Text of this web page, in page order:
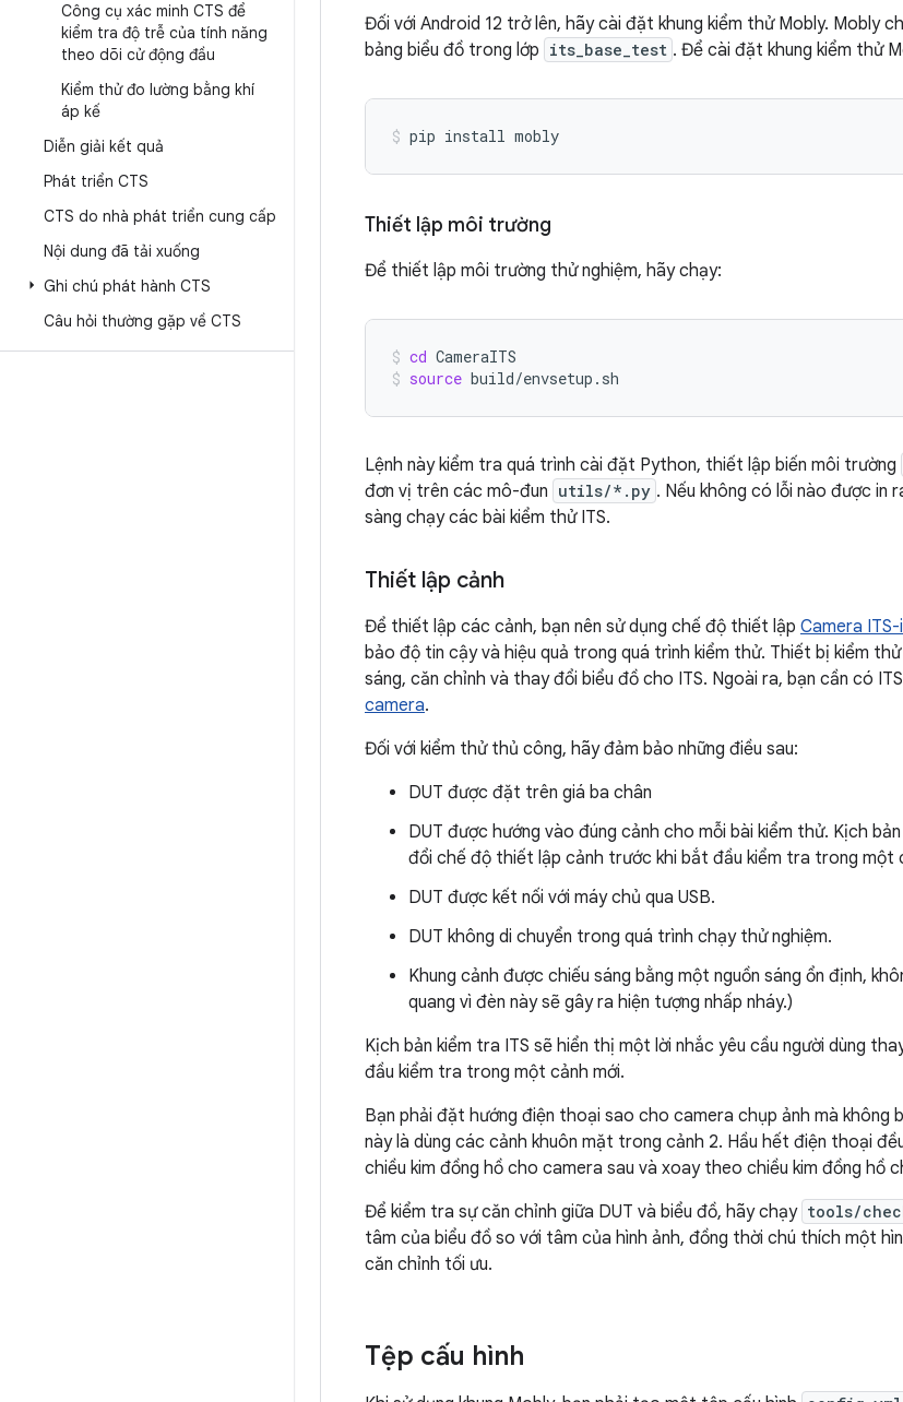
Công cụ xác minh CTS để
kiểm tra độ trễ của tính năng
theo dõi cử động đầu
Kiểm thử đo lường bằng khí
áp kế
Diễn giải kết quả
Phát triển CTS
CTS do nhà phát triển cung cấp
Nội dung đã tải xuống
Ghi chú phát hành CTS
Câu hỏi thường gặp về CTS
Đối với Android 12 trở lên, hãy cài đặt khung kiểm thử Mobly. Mobly
bảng biểu đồ trong lớp its_base_test . Để cài đặt khung kiểm thử
pip install mobly
Thiết lập môi trường
Để thiết lập môi trường thử nghiệm, hãy chạy:
cd CameraITS
source build/envsetup.sh
Lệnh này kiểm tra quá trình cài đặt Python, thiết lập biến môi trường
đơn vị trên các mô-đun utils/*.py . Nếu không có lỗi nào được in
sàng chạy các bài kiểm thử ITS.
Thiết lập cảnh
Để thiết lập các cảnh, bạn nên sử dụng chế độ thiết lập Camera
bảo độ tin cậy và hiệu quả trong quá trình kiểm thử. Thiết bị kiểm
sáng, căn chỉnh và thay đổi biểu đồ cho ITS. Ngoài ra, bạn cần có
camera.
Đối với kiểm thử thủ công, hãy đảm bảo những điều sau:
DUT được đặt trên giá ba chân
DUT được hướng vào đúng cảnh cho mỗi bài kiểm thử. Kịch
đổi chế độ thiết lập cảnh trước khi bắt đầu kiểm tra trong một
DUT được kết nối với máy chủ qua USB.
DUT không di chuyển trong quá trình chạy thử nghiệm.
Khung cảnh được chiếu sáng bằng một nguồn sáng ổn định,
quang vì đèn này sẽ gây ra hiện tượng nhấp nháy.)
Kịch bản kiểm tra ITS sẽ hiển thị một lời nhắc yêu cầu người dùng
đầu kiểm tra trong một cảnh mới.
Bạn phải đặt hướng điện thoại sao cho camera chụp ảnh mà không
này là dùng các cảnh khuôn mặt trong cảnh 2. Hầu hết điện thoại
chiều kim đồng hồ cho camera sau và xoay theo chiều kim đồng hồ
Để kiểm tra sự căn chỉnh giữa DUT và biểu đồ, hãy chạy tools/
tâm của biểu đồ so với tâm của hình ảnh, đồng thời chú thích một
căn chỉnh tối ưu.
Tệp cấu hình